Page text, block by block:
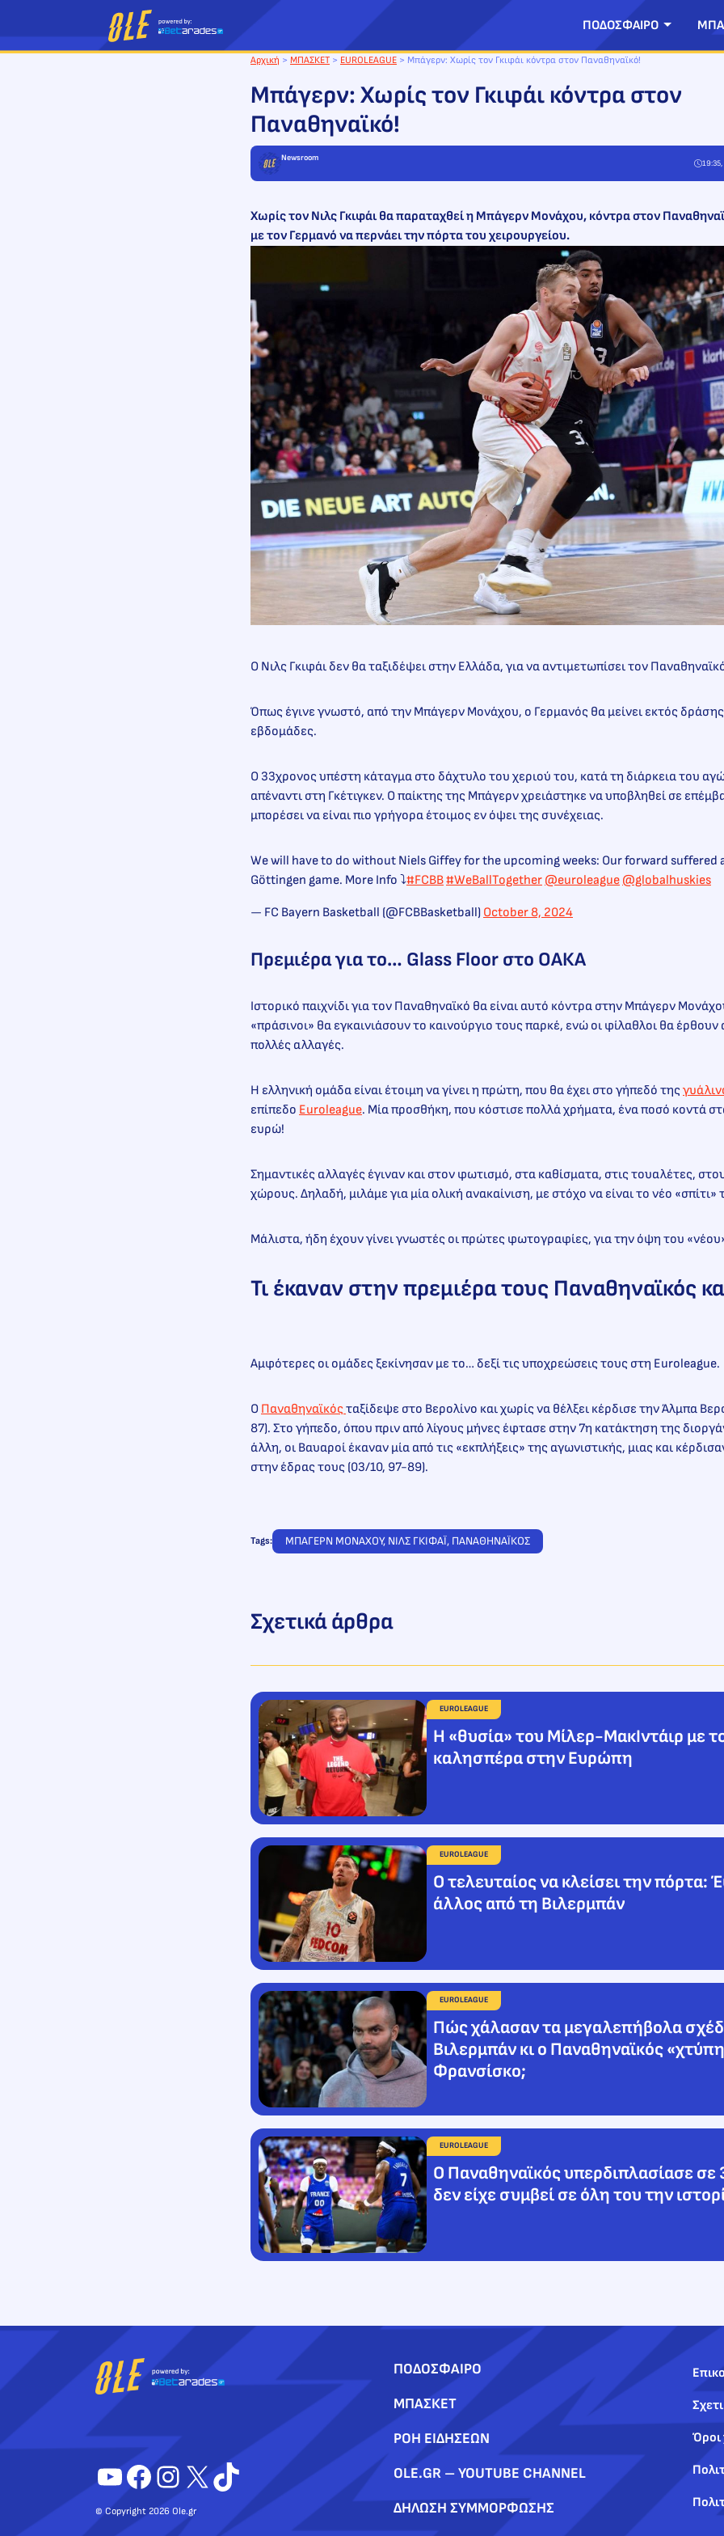
περιεχόμενο
ΠΟΔΟΣΦΑΙΡΟ
Αρχική > ΜΠΑΣΚΕΤ > EUROLEAGUE > Μπάγερν: Χωρίς τον Γκιφάι κόντρα στον Παναθηναϊκό!
Μπάγερν: Χωρίς τον Γκιφάι κόντρα στον
Παναθηναϊκό!
Newsroom
Χωρίς τον Νιλς Γκιφάι θα παραταχθεί η Μπάγερν Μονάχου, κόντρα στον
με τον Γερμανό να περνάει την πόρτα του χειρουργείου.
Ο Νιλς Γκιφάι δεν θα ταξιδέψει στην Ελλάδα, για να αντιμετωπίσει τον
Όπως έγινε γνωστό, από την Μπάγερν Μονάχου, ο Γερμανός θα μείνει εκτός δράσης
εβδομάδες.
Ο 33χρονος υπέστη κάταγμα στο δάχτυλo του χεριού του, κατά τη διάρκεια του
απέναντι στη Γκέτιγκεν. Ο παίκτης της Μπάγερν χρειάστηκε να υποβληθεί σε
μπορέσει να είναι πιο γρήγορα έτοιμος εν όψει της συνέχειας.
We will have to do without Niels Giffey for the upcoming weeks: Our forward suffered
Göttingen game. More Info ⤵️#FCBB#WeBallTogether @euroleague @globalhuskies
— FC Bayern Basketball (@FCBBasketball) October 8, 2024
Πρεμιέρα για το… Glass Floor στο ΟΑΚΑ
Ιστορικό παιχνίδι για τον Παναθηναϊκό θα είναι αυτό κόντρα στην Μπάγερν
«πράσινοι» θα εγκαινιάσουν το καινούργιο τους παρκέ, ενώ οι φίλαθλοι θα έρθουν
πολλές αλλαγές.
Η ελληνική ομάδα είναι έτοιμη να γίνει η πρώτη, που θα έχει στο γήπεδό της
επίπεδο Euroleague. Μία προσθήκη, που κόστισε πολλά χρήματα, ένα ποσό κοντά
ευρώ!
Σημαντικές αλλαγές έγιναν και στον φωτισμό, στα καθίσματα, στις τουαλέτες,
χώρους. Δηλαδή, μιλάμε για μία ολική ανακαίνιση, με στόχο να είναι το νέο
Μάλιστα, ήδη έχουν γίνει γνωστές οι πρώτες φωτογραφίες, για την όψη του
Τι έκαναν στην πρεμιέρα τους Παναθηναϊκός
Αμφότερες οι ομάδες ξεκίνησαν με το… δεξί τις υποχρεώσεις τους στη Euroleague.
Ο Παναθηναϊκός ταξίδεψε στο Βερολίνο και χωρίς να θέλξει κέρδισε την Άλμπα
87). Στο γήπεδο, όπου πριν από λίγους μήνες έφτασε στην 7η κατάκτηση της
άλλη, οι Βαυαροί έκαναν μία από τις «εκπλήξεις» της αγωνιστικής, μιας και
στην έδρας τους (03/10, 97-89).
Tags: ΜΠΑΓΕΡΝ ΜΟΝΑΧΟΥ, ΝΙΛΣ ΓΚΙΦΑΪ, ΠΑΝΑΘΗΝΑΪΚΟΣ
Σχετικά άρθρα
EUROLEAGUE
Η «θυσία» του Μίλερ-ΜακΙντάιρ με
καλησπέρα στην Ευρώπη
EUROLEAGUE
Ο τελευταίος να κλείσει την πόρτα:
άλλος από τη Βιλερμπάν
EUROLEAGUE
Πώς χάλασαν τα μεγαλεπήβολα
Βιλερμπάν κι ο Παναθηναϊκός
Φρανσίσκο;
EUROLEAGUE
Ο Παναθηναϊκός υπερδιπλασίασε σε
δεν είχε συμβεί σε όλη του την
YouTube
Facebook
Instagram
X TikTok
© Copyright 2026 Ole.gr
ΠΟΔΟΣΦΑΙΡΟ
ΜΠΑΣΚΕΤ
ΡΟΗ ΕΙΔΗΣΕΩΝ
OLE.GR – YOUTUBE CHANNEL
ΔΗΛΩΣΗ ΣΥΜΜΟΡΦΩΣΗΣ
Όροι